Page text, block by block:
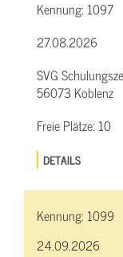
Kennung: 1097
27.08.2026
SVG
56073 Koblenz
Freie Plätze: 10
DETAILS
Kennung: 1099
24.09.2026